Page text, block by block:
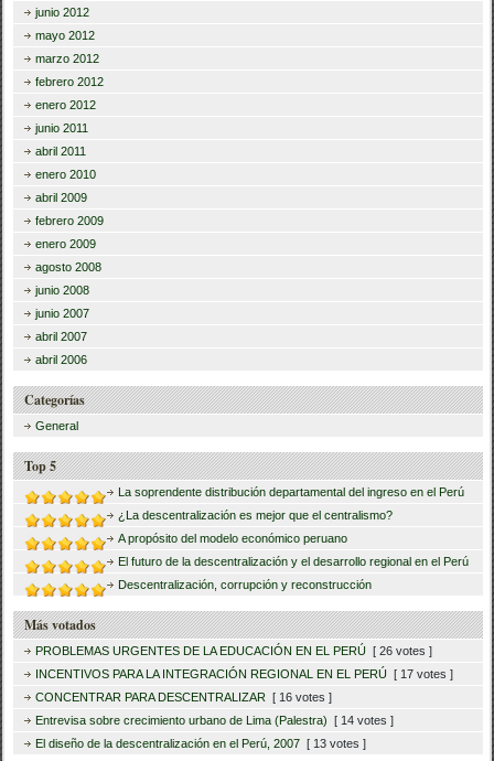
junio 2012
mayo 2012
marzo 2012
febrero 2012
enero 2012
junio 2011
abril 2011
enero 2010
abril 2009
febrero 2009
enero 2009
agosto 2008
junio 2008
junio 2007
abril 2007
abril 2006
Categorías
General
Top 5
La soprendente distribución departamental del ingreso en el Perú
¿La descentralización es mejor que el centralismo?
A propósito del modelo económico peruano
El futuro de la descentralización y el desarrollo regional en el Perú
Descentralización, corrupción y reconstrucción
Más votados
PROBLEMAS URGENTES DE LA EDUCACIÓN EN EL PERÚ [ 26 votes ]
INCENTIVOS PARA LA INTEGRACIÓN REGIONAL EN EL PERÚ [ 17 votes ]
CONCENTRAR PARA DESCENTRALIZAR [ 16 votes ]
Entrevisa sobre crecimiento urbano de Lima (Palestra) [ 14 votes ]
El diseño de la descentralización en el Perú, 2007 [ 13 votes ]